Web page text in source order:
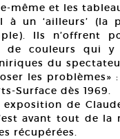
même et les
un ‘ailleurs’ (la
Ils n’offrent
couleurs qui y
du
les problèmes»
Surface dès 1969.
de
avant tout de la
récupérées.